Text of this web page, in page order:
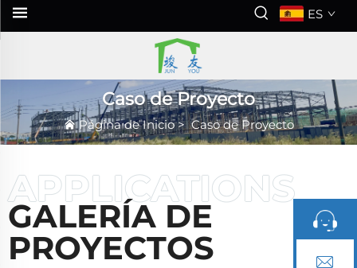
ES
Caso de Proyecto
Página de Inicio>Caso de Proyecto
GALERÍA DE
PROYECTOS